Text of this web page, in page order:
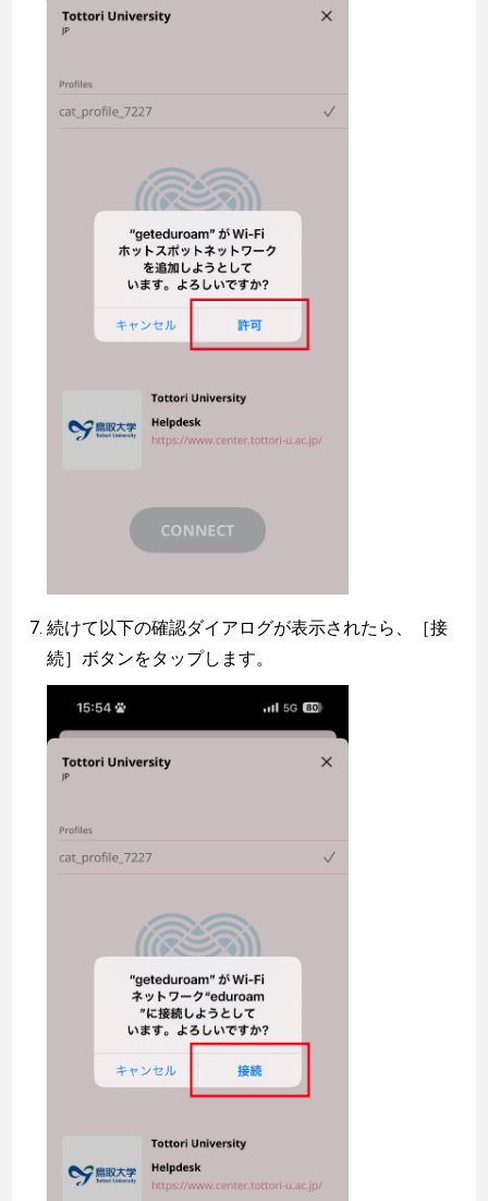
続けて以下の確認ダイアログが表示されたら、［接
続］ボタンをタップします。